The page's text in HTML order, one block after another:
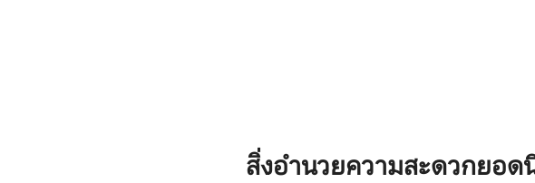
สิ่งอำนวยความสะดวกยอด